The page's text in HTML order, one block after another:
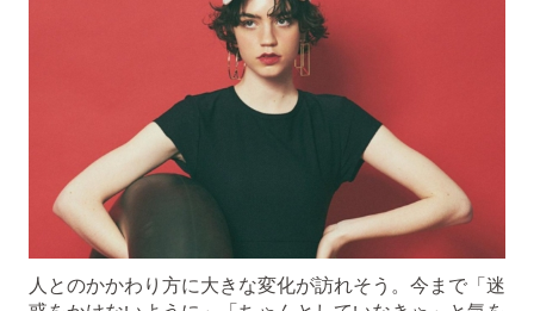
人とのかかわり方に大きな変化が訪れそう。今まで「迷